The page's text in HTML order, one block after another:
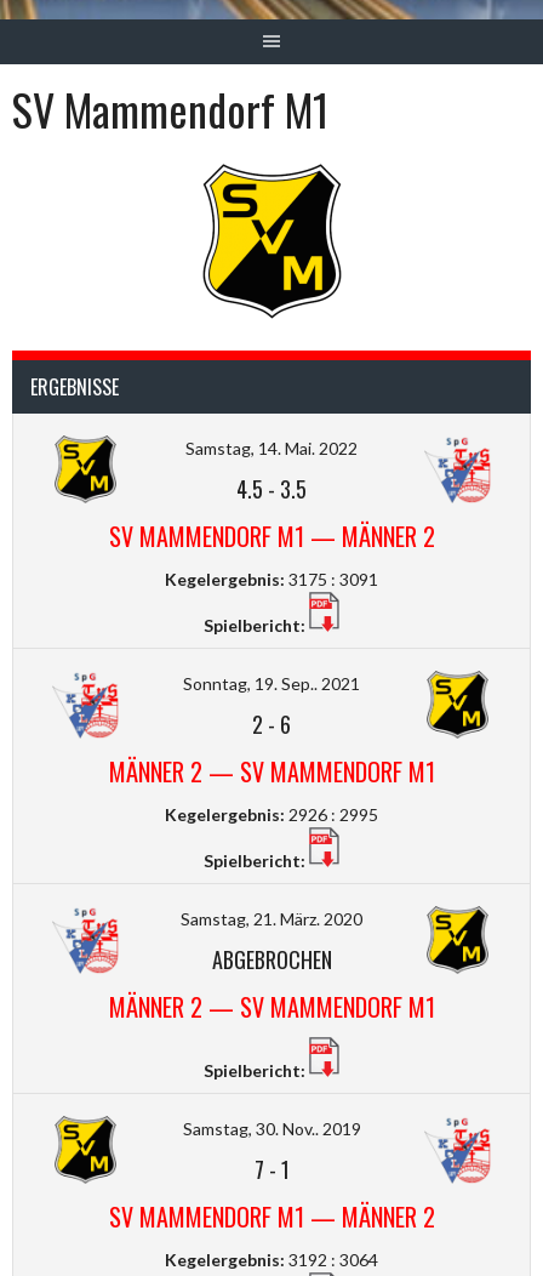
SV Mammendorf M1
ERGEBNISSE
Samstag, 14. Mai. 2022
4.5 - 3.5
SV MAMMENDORF M1 — MÄNNER 2
Kegelergebnis: 3175 : 3091
Spielbericht:
Sonntag, 19. Sep.. 2021
2 - 6
MÄNNER 2 — SV MAMMENDORF M1
Kegelergebnis: 2926 : 2995
Spielbericht:
Samstag, 21. März. 2020
ABGEBROCHEN
MÄNNER 2 — SV MAMMENDORF M1
Spielbericht:
Samstag, 30. Nov.. 2019
7 -1
SV MAMMENDORF M1 — MÄNNER 2
Kegelergebnis: 3192 : 3064